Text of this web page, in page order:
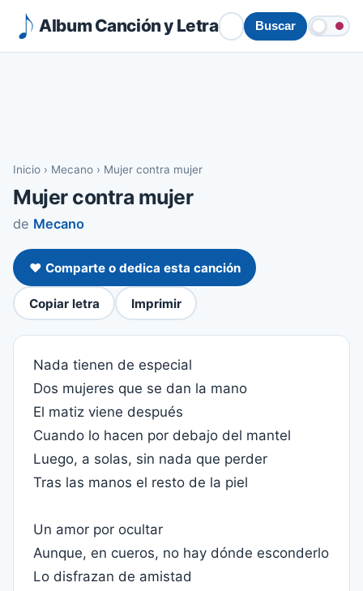
Album Canción y Letra Buscar
Inicio › Mecano › Mujer contra mujer
Mujer contra mujer
de Mecano
❤️ Comparte o dedica esta canción
Copiar letra Imprimir
Nada tienen de especial
Dos mujeres que se dan la mano
El matiz viene después
Cuando lo hacen por debajo del mantel
Luego, a solas, sin nada que perder
Tras las manos el resto de la piel
Un amor por ocultar
Aunque, en cueros, no hay dónde esconderlo
Lo disfrazan de amistad